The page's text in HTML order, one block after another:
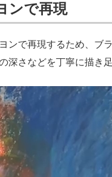
ンで再現
で再現するため、ブ
深さなどを丁寧に描き